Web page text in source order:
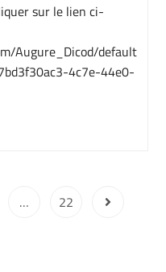
sur le lien ci-
Augure_Dicod/default
4c7e-44e0-
… 22